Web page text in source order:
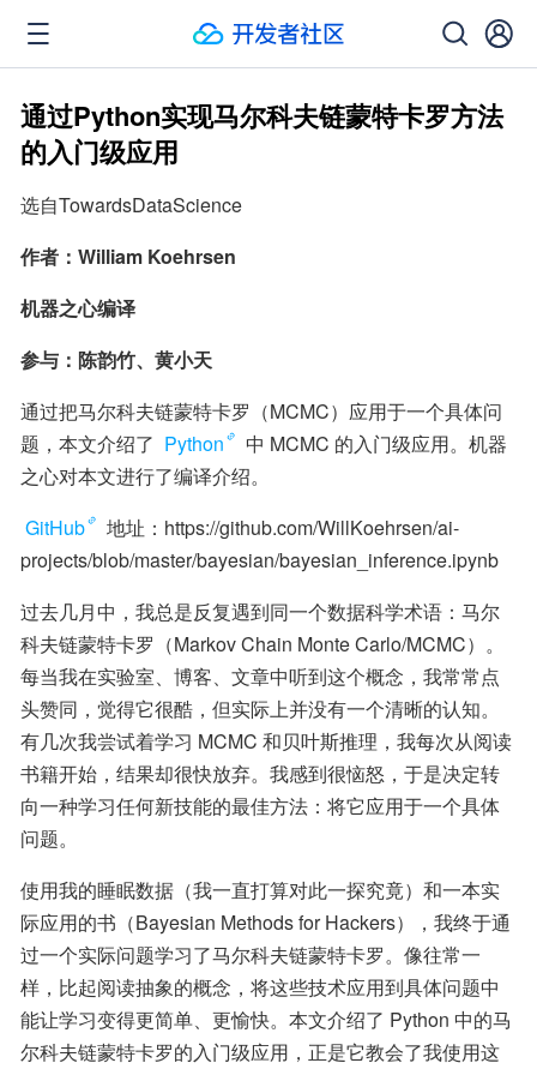
通过Python实现马尔科夫链蒙特卡罗方法
的入门级应用
选自TowardsDataScience
作者：William Koehrsen
机器之心编译
参与：陈韵竹、黄小天
通过把马尔科夫链蒙特卡罗（MCMC）应用于一个具体问
题，本文介绍了 Python
中 MCMC 的入门级应用。机器
之心对本文进行了编译介绍。
GitHub
地址：https://github.com/WillKoehrsen/ai-
projects/blob/master/bayesian/bayesian_inference.ipynb
过去几月中，我总是反复遇到同一个数据科学术语：马尔
科夫链蒙特卡罗（Markov Chain Monte Carlo/MCMC）。
每当我在实验室、博客、文章中听到这个概念，我常常点
头赞同，觉得它很酷，但实际上并没有一个清晰的认知。
有几次我尝试着学习 MCMC 和贝叶斯推理，我每次从阅读
书籍开始，结果却很快放弃。我感到很恼怒，于是决定转
向一种学习任何新技能的最佳方法：将它应用于一个具体
问题。
使用我的睡眠数据（我一直打算对此一探究竟）和一本实
际应用的书（Bayesian Methods for Hackers），我终于通
过一个实际问题学习了马尔科夫链蒙特卡罗。像往常一
样，比起阅读抽象的概念，将这些技术应用到具体问题中
能让学习变得更简单、更愉快。本文介绍了 Python 中的马
尔科夫链蒙特卡罗的入门级应用，正是它教会了我使用这